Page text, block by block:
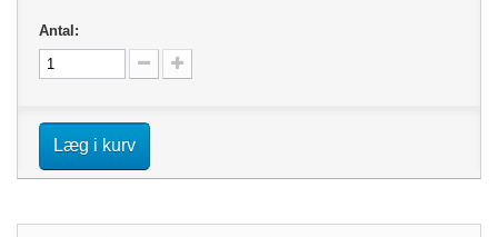
Antal:
Læg i kurv